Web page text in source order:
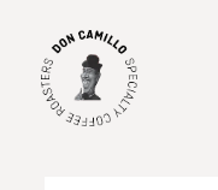
MÜHLEN - HAND
Home / Online Shop